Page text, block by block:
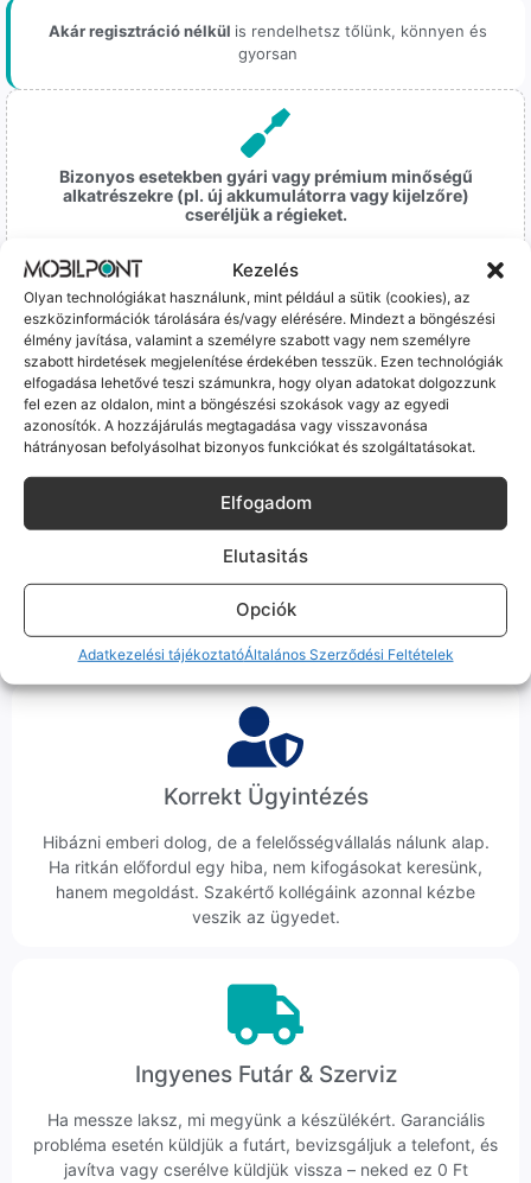
Kezelés
Olyan technológiákat használunk, mint például a sütik (cookies), az
eszközinformációk tárolására és/vagy elérésére. Mindezt a böngészési
élmény javítása, valamint a személyre szabott vagy nem személyre
szabott hirdetések megjelenítése érdekében tesszük. Ezen technológiák
elfogadása lehetővé teszi számunkra, hogy olyan adatokat dolgozzunk
fel ezen az oldalon, mint a böngészési szokások vagy az egyedi
azonosítók. A hozzájárulás megtagadása vagy visszavonása
hátrányosan befolyásolhat bizonyos funkciókat és szolgáltatásokat.
Elfogadom
Elutasitás
Opciók
Adatkezelési tájékoztatóÁltalános Szerződési Feltételek
Akár regisztráció nélkül is rendelhetsz tőlünk, könnyen és
gyorsan
Bizonyos esetekben gyári vagy prémium minőségű
alkatrészekre (pl. új akkumulátorra vagy kijelzőre)
cseréljük a régieket.
előfordulhat az "Ismeretlen alkatrész" jelzés, de ne aggódj, ez
csak a gyártó szoftveres üzenete – a telefonod ettől még
tökéletesen és hibátlanul teszi a dolgát! Ha valahol (pl. Samsung
S-széria) a gyárinál rosszabb minőségű az alkatrész, azt a
termékleírásban külön jelezzük neked.
100% Elérhetőség
Sok éve a szegedi piac meghatározó szereplői vagyunk.
Nem egy arctalan webshop vagyunk: ha kérdésed van, élő
ember veszi fel a telefont, és személyesen is megtalálsz
minket Szegeden.
Korrekt Ügyintézés
Hibázni emberi dolog, de a felelősségvállalás nálunk alap.
Ha ritkán előfordul egy hiba, nem kifogásokat keresünk,
hanem megoldást. Szakértő kollégáink azonnal kézbe
veszik az ügyedet.
Ingyenes Futár & Szerviz
Ha messze laksz, mi megyünk a készülékért. Garanciális
probléma esetén küldjük a futárt, bevizsgáljuk a telefont, és
javítva vagy cserélve küldjük vissza – neked ez 0 Ft